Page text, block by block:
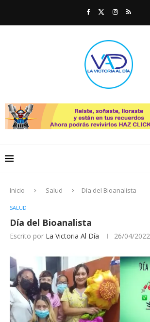
Inicio Salud Día del Bioanalista
SALUD
Día del Bioanalista
Escrito por La Victoria Al Día 26/04/2022